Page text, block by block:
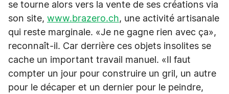
se tourne alors vers la vente de ses créations via
son site, www.brazero.ch, une activité artisanale
qui reste marginale. «Je ne gagne rien avec ça»,
reconnaît-il. Car derrière ces objets insolites se
cache un important travail manuel. «Il faut
compter un jour pour construire un gril, un autre
pour le décaper et un dernier pour le peindre,